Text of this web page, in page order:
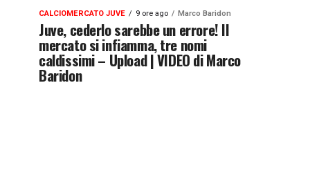
CALCIOMERCATO JUVE 9 ore ago Marco Baridon
Juve, cederlo sarebbe un errore! Il
mercato si infiamma, tre nomi
caldissimi – Upload | VIDEO di Marco
Baridon